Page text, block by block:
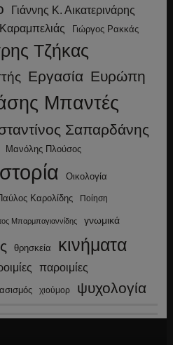
Γιάννης Κ. Αικατερινάρης
Γιώργος Ρακκάς
Τζήκας
Εργασία Ευρώπη
Μπαντές
Σαπαρδάνης
Μανόλης Πλούσος
Οικολογία
Καρολίδης Ποίηση
Μπαρμπαγιαννίδης γνωμικά
θρησκεία κινήματα
παροιμίες
χιούμορ ψυχολογία